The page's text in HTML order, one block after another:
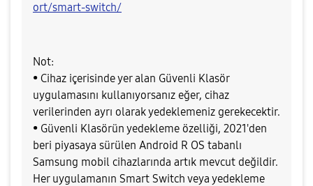
ort/smart-switch/
Not:
• Cihaz içerisinde yer alan Güvenli Klasör
uygulamasını kullanıyorsanız eğer, cihaz
verilerinden ayrı olarak yedeklemeniz gerekecektir.
• Güvenli Klasörün yedekleme özelliği, 2021'den
beri piyasaya sürülen Android R OS tabanlı
Samsung mobil cihazlarında artık mevcut değildir.
Her uygulamanın Smart Switch veya yedekleme